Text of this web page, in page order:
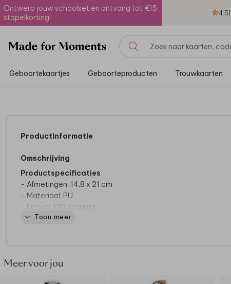
Ontwerp jouw schoolset en ontvang tot €15
stapelkorting!
4.51
Geboortekaartjes Geboorteproducten Trouwkaarten
Productinformatie
Omschrijving
Productspecificaties
- Afmetingen: 14,8 x 21 cm
- Materiaal: PU
- Inhoud: 120 pagina's
- Tweezijdig gelinieerd
Toon meer
Meer voor jou